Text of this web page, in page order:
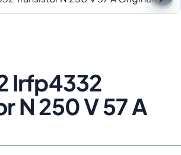
Irfp4332
N 250 V 57 A